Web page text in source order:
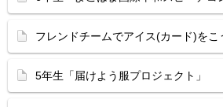
フレンドチームでアイス(カード)をこ
5年生「届けよう服プロジェクト」